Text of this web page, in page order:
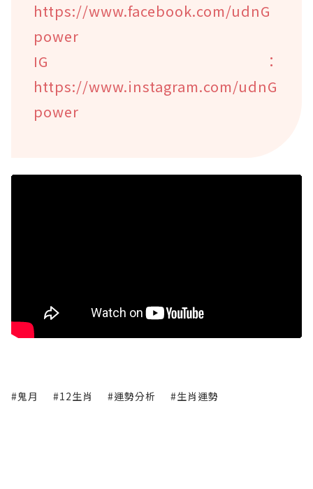
https://www.facebook.com/udnG
power
IG：
https://www.instagram.com/udnG
power
#鬼月 #12生肖 #運勢分析 #生肖運勢